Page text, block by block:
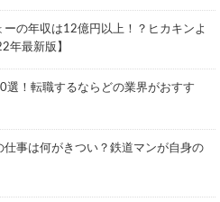
ーの年収は12億円以上！？ヒカキンよ
年最新版】
選！転職するならどの業界がおすす
仕事は何がきつい？鉄道マンが自身の